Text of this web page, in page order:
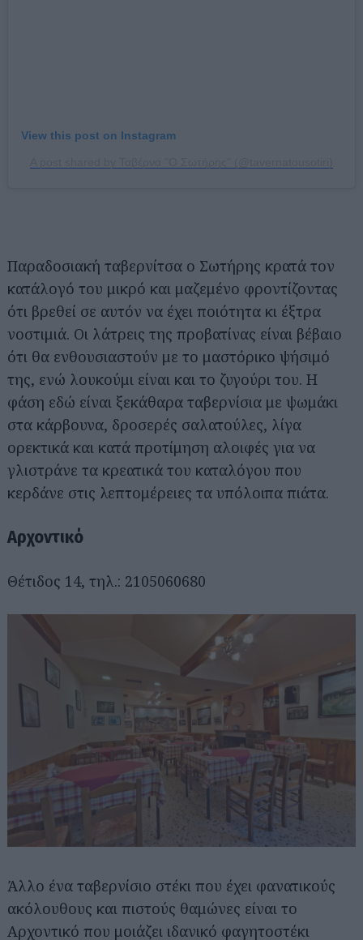
View this post on Instagram
Παραδοσιακή ταβερνίτσα ο Σωτήρης κρατά τον
κατάλογό του μικρό και μαζεμένο φροντίζοντας
ότι βρεθεί σε αυτόν να έχει ποιότητα κι έξτρα
νοστιμιά. Οι λάτρεις της προβατίνας είναι βέβαιο
ότι θα ενθουσιαστούν με το μαστόρικο ψήσιμό
της, ενώ λουκούμι είναι και το ζυγούρι του. Η
φάση εδώ είναι ξεκάθαρα ταβερνίσια με ψωμάκι
στα κάρβουνα, δροσερές σαλατούλες, λίγα
ορεκτικά και κατά προτίμηση αλοιφές για να
γλιστράνε τα κρεατικά του καταλόγου που
κερδάνε στις λεπτομέρειες τα υπόλοιπα πιάτα.
Aρχοντικό
Θέτιδος 14, τηλ.: 2105060680
Άλλο ένα ταβερνίσιο στέκι που έχει φανατικούς
ακόλουθους και πιστούς θαμώνες είναι το
Αρχοντικό που μοιάζει ιδανικό φαγητοστέκι